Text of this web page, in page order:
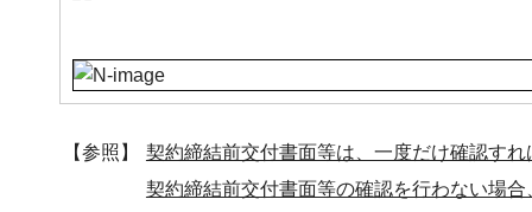
【参照】
契約締結前交付書面等は、一度だけ確認す
契約締結前交付書面等の確認を行わない場